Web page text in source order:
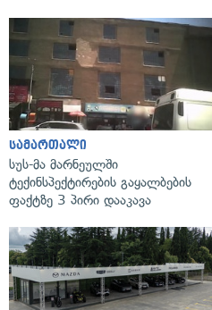
გადახედვა
სამართალი
სუს-მა მარნეულში
ტექინსპექტირების გაყალბების
ფაქტზე 3 პირი დააკავა